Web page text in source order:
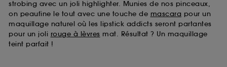
strobing avec un joli highlighter. Munies de nos pinceaux,
on peaufine le tout avec une touche de mascara pour un
maquillage naturel où les lipstick addicts seront partantes
pour un joli rouge à lèvres mat. Résultat ? Un maquillage
teint parfait !